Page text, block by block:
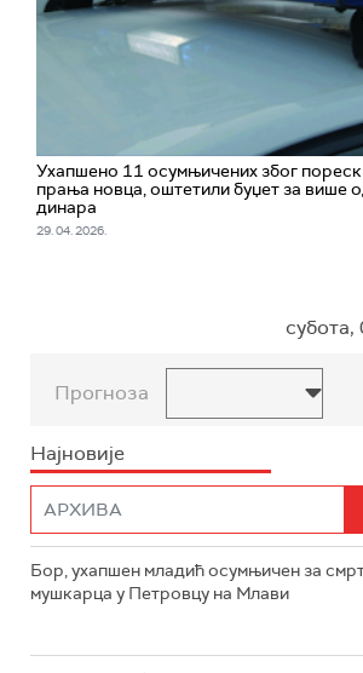
Ухапшено 11 осумњичених због
прања новца, оштетили буџет за више
динара
29. 04. 2026.
субота,
Прогноза
Најновије
Бор, ухапшен младић осумњичен за
мушкарца у Петровцу на Млави